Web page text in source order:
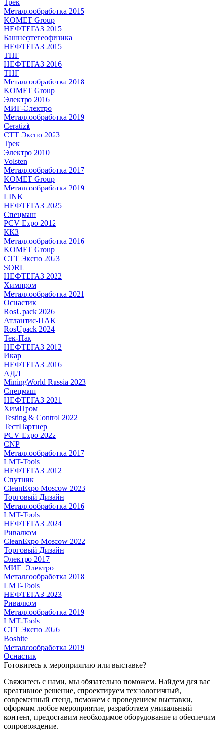
Трек
Металлообработка 2015
KOMET Group
НЕФТЕГАЗ 2015
Башнефтегеофизика
НЕФТЕГАЗ 2015
ТНГ
НЕФТЕГАЗ 2016
ТНГ
Металлообработка 2018
KOMET Group
Электро 2016
МИГ-Электро
Металлообработка 2019
Ceratizit
СТТ Экспо 2023
Трек
Электро 2010
Volsten
Металлообработка 2017
KOMET Group
Металлообработка 2019
LINK
НЕФТЕГАЗ 2025
Спецмаш
PCV Expo 2012
ККЗ
Металлообработка 2016
KOMET Group
СТТ Экспо 2023
SORL
НЕФТЕГАЗ 2022
Химпром
Металлообработка 2021
Оснастик
RosUpack 2026
Атлантис-ПАК
RosUpack 2024
Тек-Пак
НЕФТЕГАЗ 2012
Икар
НЕФТЕГАЗ 2016
АДЛ
MiningWorld Russia 2023
Спецмаш
НЕФТЕГАЗ 2021
ХимПром
Testing & Control 2022
ТестПартнер
PCV Expo 2022
CNP
Металлообработка 2017
LMT-Tools
НЕФТЕГАЗ 2012
Спутник
CleanExpo Moscow 2023
Торговый Дизайн
Металлообработка 2016
LMT-Tools
НЕФТЕГАЗ 2024
Ривалком
CleanExpo Moscow 2022
Торговый Дизайн
Электро 2017
МИГ- Электро
Металлообработка 2018
LMT-Tools
НЕФТЕГАЗ 2023
Ривалком
Металлообработка 2019
LMT-Tools
СТТ Экспо 2026
Boshite
Металлообработка 2019
Оснастик
Готовитесь к мероприятию или выставке?
Свяжитесь с нами, мы обязательно поможем. Найдем для вас
креативное решение, спроектируем технологичный,
современный стенд, поможем с проведением выставки,
оформим любое мероприятие, разработаем уникальный
контент, предоставим необходимое оборудование и обеспечим
сопровождение.